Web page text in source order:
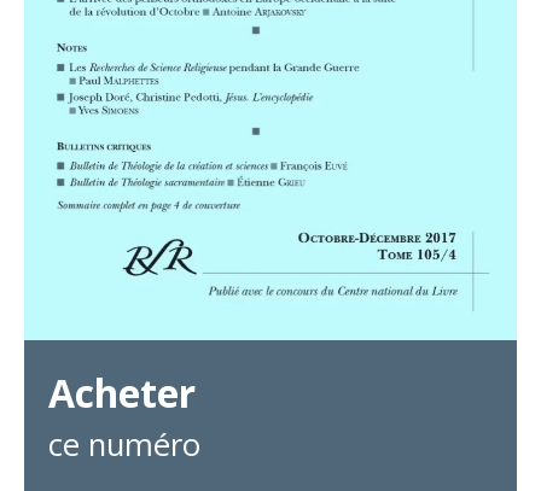
Acheter
ce numéro